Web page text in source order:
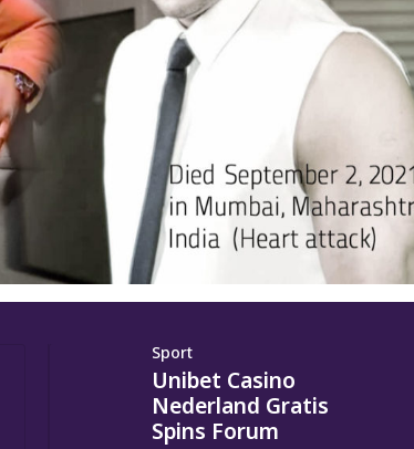
Sport
Unibet Casino
Nederland Gratis
Spins Forum